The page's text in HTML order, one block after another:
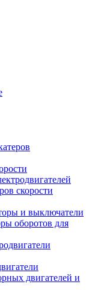
скорости
и выключатели
оборотов для
двигателей и